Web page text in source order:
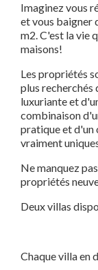
Imaginez vous
et vous baigner
m2. C'est la vie
maisons!
Les propriétés
plus recherchés
luxuriante et
combinaison
pratique et d'un
vraiment
Ne manquez
propriétés
Deux villas
Chaque villa en